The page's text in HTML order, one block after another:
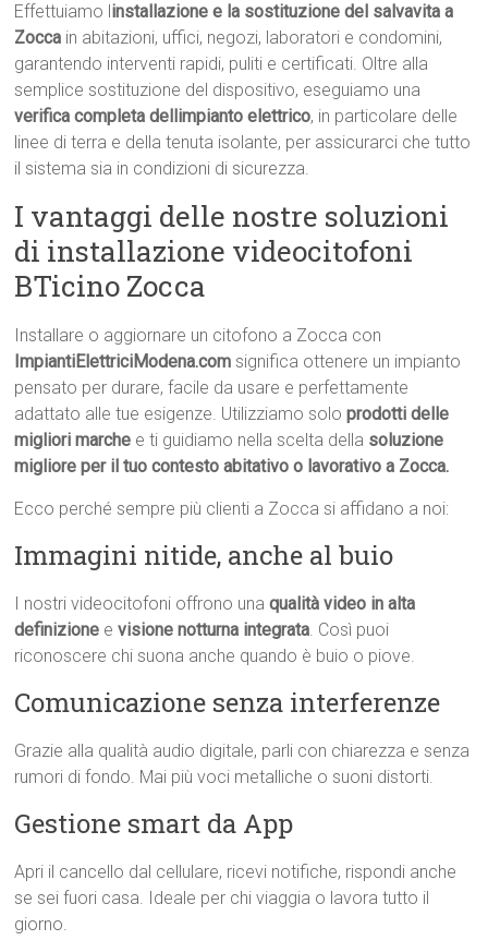
Effettuiamo l installazione e la sostituzione del salvavita a
Zocca in abitazioni, uffici, negozi, laboratori e condomini,
garantendo interventi rapidi, puliti e certificati. Oltre alla
semplice sostituzione del dispositivo, eseguiamo una
verifica completa dellimpianto elettrico, in particolare delle
linee di terra e della tenuta isolante, per assicurarci che tutto
il sistema sia in condizioni di sicurezza.
I vantaggi delle nostre soluzioni
di installazione videocitofoni
BTicino Zocca
Installare o aggiornare un citofono a Zocca con
ImpiantiElettriciModena.com significa ottenere un impianto
pensato per durare, facile da usare e perfettamente
adattato alle tue esigenze. Utilizziamo soloprodotti delle
migliori marche e ti guidiamo nella scelta della soluzione
migliore per il tuo contesto abitativo o lavorativo a Zocca.
Ecco perché sempre più clienti a Zocca si affidano a noi:
Immagini nitide, anche al buio
I nostri videocitofoni offrono unaqualità video in alta
definizione evisione notturna integrata. Così puoi
riconoscere chi suona anche quando è buio o piove.
Comunicazione senza interferenze
Grazie alla qualità audio digitale, parli con chiarezza e senza
rumori di fondo. Mai più voci metalliche o suoni distorti.
Gestione smart da App
Apri il cancello dal cellulare, ricevi notifiche, rispondi anche
se sei fuori casa. Ideale per chi viaggia o lavora tutto il
giorno.